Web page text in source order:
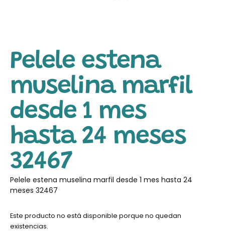
Pelele estena
muselina marfil
desde 1 mes
hasta 24 meses
32467
Pelele estena muselina marfil desde 1 mes hasta 24
meses 32467
Este producto no está disponible porque no quedan
existencias.